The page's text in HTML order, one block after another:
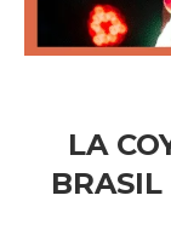
LA
BRASIL